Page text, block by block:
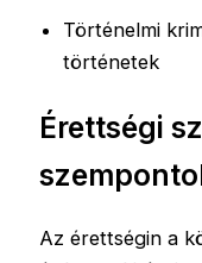
Történelmi
történetek
Érettségi
Az érettségin a